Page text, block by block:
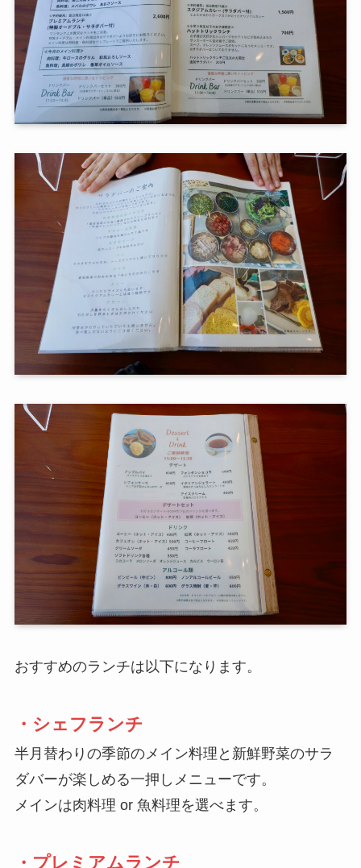
おすすめのランチは以下になります。
・ シェフランチ
半月替わりの季節のメイン料理と新鮮野菜のサラ
ダバーが楽しめる一押しメニューです。
メインは肉料理 or 魚料理を選べます。
・ プレミアムランチ